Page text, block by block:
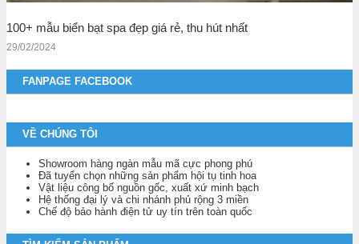
100+ mẫu biển bạt spa đẹp giá rẻ, thu hút nhất
29/02/2024
FANPAGE FACEBOOK
VỀ CHÚNG TÔI
Showroom hàng ngàn mẫu mã cực phong phú
Đã tuyển chọn những sản phẩm hội tụ tinh hoa
Vật liệu công bố nguồn gốc, xuất xứ minh bạch
Hệ thống đại lý và chi nhánh phủ rộng 3 miền
Chế độ bảo hành điện tử uy tín trên toàn quốc